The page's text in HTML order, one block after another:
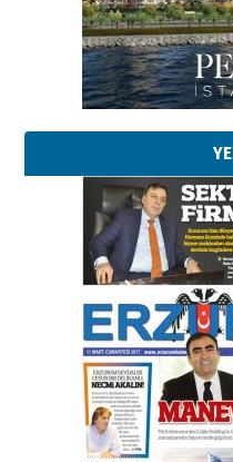
Esat BİNDESEN
Başkan
bir vizyon
02 Ağustos 2026
Kadir
29 Haziran 2026
Kenan GÜLERCİ
Murat
çıtayı yukarı
yönetimdekiler
çekmemeli!
17 Şubat 2026 SalıOrhan BOZKURT
Bir fotoğraf,
gazeteci…
elinde?
31 Mart 2026 Salı